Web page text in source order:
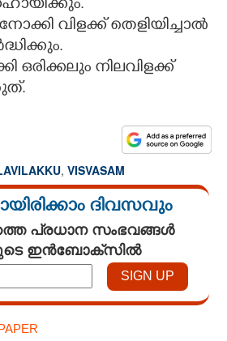
വിളക്ക് തെളിയിച്ചാൽ
ഒരിക്കലും നിലവിളക്ക്
, VISVASAM
ദിവസവും
പ്രധാന സംഭവങ്ങൾ
ഇൻബോക്സിൽ